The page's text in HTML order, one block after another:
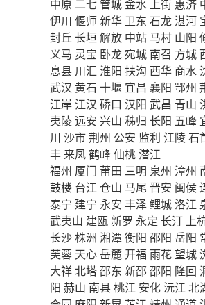
中原 二七 管城金水 上街 惠济
伊川 偃师新华 卫东 石龙湛河
封丘 长垣解放 中站 马村 山阳
义马 灵宝 卧龙宛城 南召 方城
息县 川汇 淮阳 扶沟 西华 商水
武汉 黄石 十堰 宜昌 襄阳 鄂州
江岸 江汉 硚口 汉阳 武昌 青山
夷陵远安 兴山 秭归 长阳 五峰
川 沙市荆州 公安 监利 江陵石
丰 来凤鹤峰 仙桃潜江
福州 厦门 莆田 三明 泉州 漳州
鼓楼 台江 仓山 马尾 晋安 闽侯
泰宁 建宁 永安 丰泽鲤城洛江
武夷山 建瓯新罗 永定 长汀 上
长沙株洲 湘潭衡阳 邵阳 岳阳
芙蓉 天心岳麓开福 雨花望城
大祥北塔邵东 新邵邵阳 隆回
阳 赫山 南县桃江 安化沅江 北